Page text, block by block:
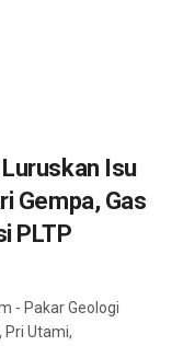
Isu
Gempa, Gas
PLTP
- Pakar Geologi
Pri Utami,